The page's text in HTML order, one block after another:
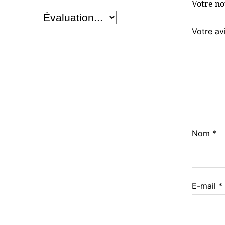
Votre
Votre
Nom *
E-mail *